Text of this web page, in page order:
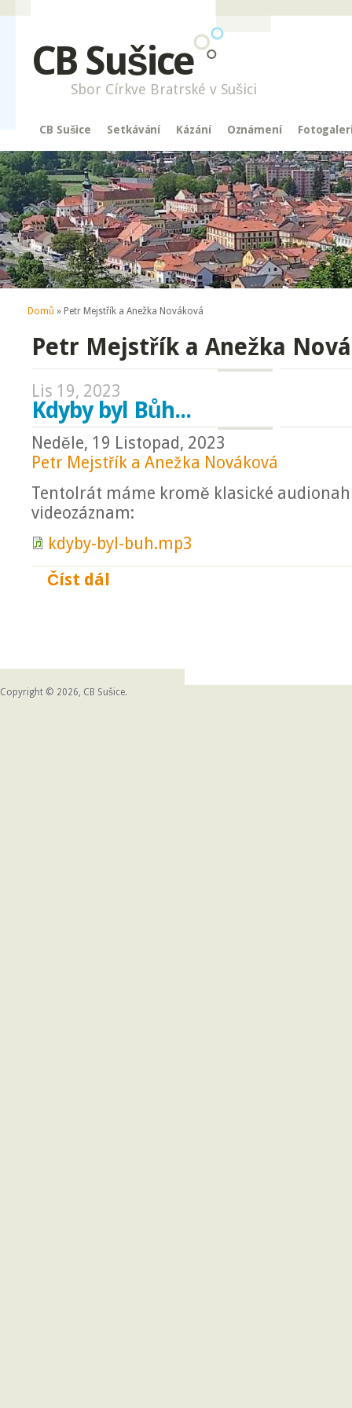
CB Sušice
Sbor Církve Bratrské v Sušici
CB Sušice Setkávání Kázání Oznámení
Jste zde
Domů » Petr Mejstřík a Anežka Nováková
Petr Mejstřík a Anežka
Lis 19, 2023
Kdyby byl Bůh...
Neděle, 19 Listopad, 2023
Petr Mejstřík a Anežka Nováková
Tentolrát máme kromě klasické
videozáznam:
kdyby-byl-buh.mp3
Číst dál
Copyright © 2026, CB Sušice.